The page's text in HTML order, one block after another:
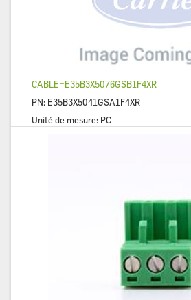
CABLE=E35B3X5076GSB1F4XR
PN: E35B3X5041GSA1F4XR
Unité de mesure: PC